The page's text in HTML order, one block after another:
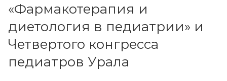
«Фармакотерапия и
диетология в педиатрии» и
Четвертого конгресса
педиатров Урала